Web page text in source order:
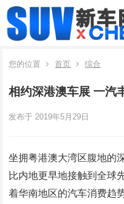
您的位置 首页 综合
相约深港澳车展 一汽
发布于 2019年5月29日
坐拥粤港澳大湾区腹地的
比内地更早地接触到全球
着华南地区的汽车消费趋